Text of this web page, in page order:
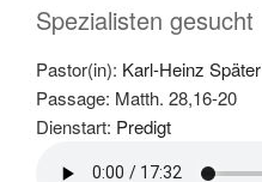
Spezialisten gesucht
Pastor(in): Karl-Heinz Später
Passage: Matth. 28,16-20
Dienstart: Predigt